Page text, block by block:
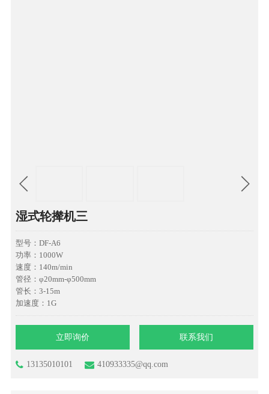
湿式轮撵机三
型号：DF-A6
功率：1000W
速度：140m/min
管径：φ20mm-φ500mm
管长：3-15m
加速度：1G
立即询价 联系我们
13135010101 410933335@qq.com